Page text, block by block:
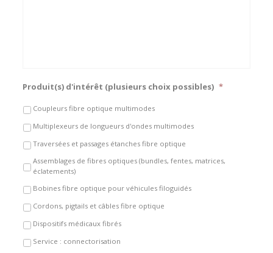
Produit(s) d'intérêt (plusieurs choix possibles) *
Coupleurs fibre optique multimodes
Multiplexeurs de longueurs d'ondes multimodes
Traversées et passages étanches fibre optique
Assemblages de fibres optiques (bundles, fentes, matrices,
éclatements)
Bobines fibre optique pour véhicules filoguidés
Cordons, pigtails et câbles fibre optique
Dispositifs médicaux fibrés
Service : connectorisation